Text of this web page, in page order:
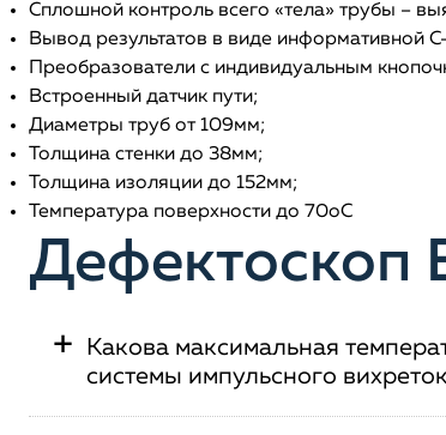
Сплошной контроль всего «тела» трубы –
Вывод результатов в виде информативной
Преобразователи с индивидуальным
Встроенный датчик пути;
Диаметры труб от 109мм;
Толщина стенки до 38мм;
Толщина изоляции до 152мм;
Температура поверхности до 70оС
Дефектоскоп
+
Какова максимальная
системы импульсного